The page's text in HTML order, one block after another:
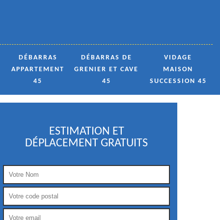
DÉBARRAS
APPARTEMENT
45
DÉBARRAS DE
GRENIER ET CAVE
45
VIDAGE
MAISON
SUCCESSION 45
ESTIMATION ET
DÉPLACEMENT GRATUITS